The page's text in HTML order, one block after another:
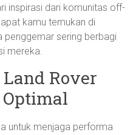
inspirasi dari komunitas off-
kamu temukan di
penggemar sering berbagi
mereka.
Rover
untuk menjaga performa